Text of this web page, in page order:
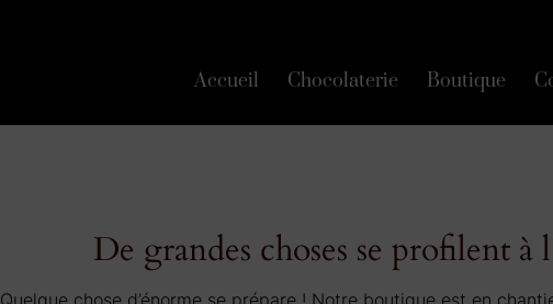
Accueil Chocolaterie Boutique
De grandes choses se profilent à
Quelque chose d’énorme se prépare ! Notre boutique est en